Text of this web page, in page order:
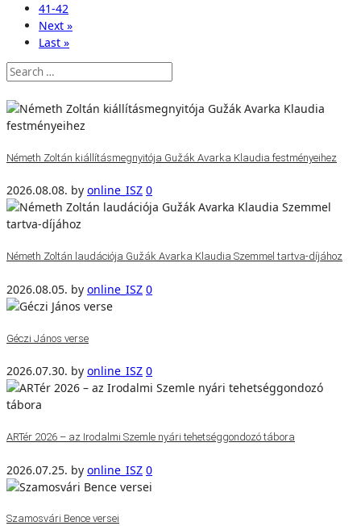
41-42
Next »
Last »
Németh Zoltán kiállításmegnyitója Gužák Avarka Klaudia festményeihez
2026.08.08. by online_ISZ 0
Németh Zoltán laudációja Gužák Avarka Klaudia Szemmel tartva-díjához
2026.08.05. by online_ISZ 0
Géczi János verse
2026.07.30. by online_ISZ 0
ARTér 2026 – az Irodalmi Szemle nyári tehetséggondozó tábora
2026.07.25. by online_ISZ 0
Szamosvári Bence versei